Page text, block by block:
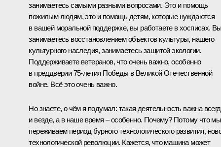
занимаетесь самыми разными вопросами. Это и помощь
пожилым людям, это и помощь детям, которые нуждаются
в вашей моральной поддержке, вы работаете в хосписах.
занимаетесь восстановлением объектов культуры, нашего
культурного наследия, занимаетесь защитой экологии.
Поддерживаете ветеранов, что очень важно, особенно
в преддверии 75-летия Победы в Великой Отечественной
войне. Всё это очень важно.
Но знаете, о чём я подумал: такая деятельность важна
и везде, а в наше время – особенно. Почему? Потому что мы
переживаем период бурного технологического развития,
технологической революции. Кажется, что машина может